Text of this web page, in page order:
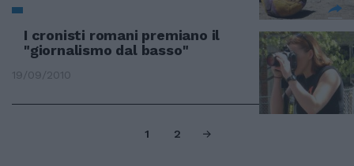
I cronisti romani premiano il
"giornalismo dal basso"
19/09/2010
1 2